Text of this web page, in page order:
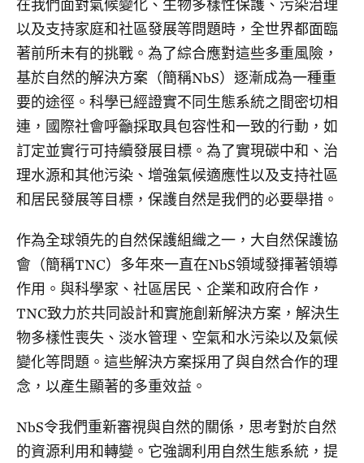
在我們面對氣候變化、生物多樣性保護、污染治理
以及支持家庭和社區發展等問題時，全世界都面臨
著前所未有的挑戰。為了綜合應對這些多重風險，
基於自然的解決方案（簡稱NbS）逐漸成為一種重
要的途徑。科學已經證實不同生態系統之間密切相
連，國際社會呼籲採取具包容性和一致的行動，如
訂定並實行可持續發展目標。為了實現碳中和、治
理水源和其他污染、增強氣候適應性以及支持社區
和居民發展等目標，保護自然是我們的必要舉措。
作為全球領先的自然保護組織之一，大自然保護協
會（簡稱TNC）多年來一直在NbS領域發揮著領導
作用。與科學家、社區居民、企業和政府合作，
TNC致力於共同設計和實施創新解決方案，解決生
物多樣性喪失、淡水管理、空氣和水污染以及氣候
變化等問題。這些解決方案採用了與自然合作的理
念，以產生顯著的多重效益。
NbS令我們重新審視與自然的關係，思考對於自然
的資源利用和轉變。它強調利用自然生態系統，提